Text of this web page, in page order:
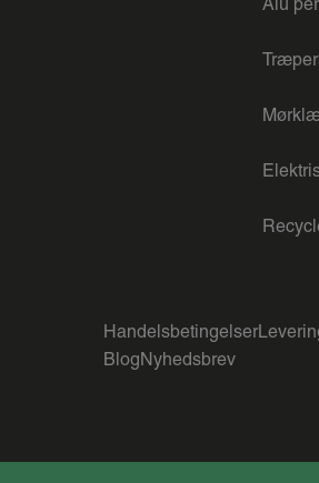
Handelsbetingelser
BlogNyhedsbrev